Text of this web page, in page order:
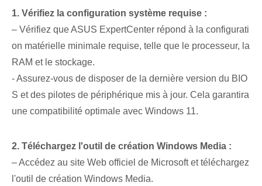
1. Vérifiez la configuration système requise :
– Vérifiez que ASUS ExpertCenter répond à la configurati
on matérielle minimale requise, telle que le processeur, la
RAM et le stockage.
-⁤ Assurez-vous de disposer de la dernière version du BIO
S et des pilotes de périphérique mis à jour. Cela garantira
une compatibilité optimale avec Windows 11.
2. Téléchargez l'outil de création Windows Media :
– Accédez au site Web officiel de Microsoft et téléchargez
l'outil de création Windows Media.